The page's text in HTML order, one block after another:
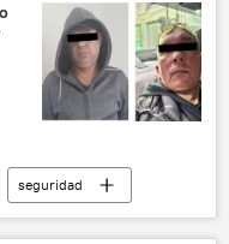
seguridad